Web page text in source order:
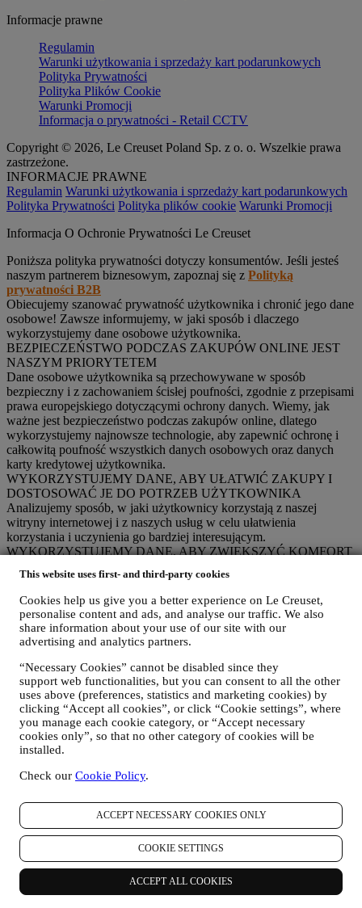
This website uses first- and third-party cookies
Cookies help us give you a better experience on Le Creuset,
personalise content and ads, and analyse our traffic. We also
share information about your use of our site with our
advertising and analytics partners.
“Necessary Cookies” cannot be disabled since they
support web functionalities, but you can consent to all the other
uses above (preferences, statistics and marketing cookies) by
clicking “Accept all cookies”, or click “Cookie settings”, where
you manage each cookie category, or “Accept necessary
cookies only”, so that no other category of cookies will be
installed.
Check our Cookie Policy.
ACCEPT NECESSARY COOKIES ONLY
COOKIE SETTINGS
ACCEPT ALL COOKIES
Informacje prawne
Regulamin
Warunki użytkowania i sprzedaży kart podarunkowych
Polityka Prywatności
Polityka Plików Cookie
Warunki Promocji
Informacja o prywatności - Retail CCTV
Copyright © 2026, Le Creuset Poland Sp. z o. o. Wszelkie prawa
zastrzeżone.
INFORMACJE PRAWNE
Regulamin Warunki użytkowania i sprzedaży kart podarunkowych
Polityka Prywatności Polityka plików cookie Warunki Promocji
Informacja O Ochronie Prywatności Le Creuset
Poniższa polityka prywatności dotyczy konsumentów. Jeśli jesteś
naszym partnerem biznesowym, zapoznaj się z Polityką
prywatności B2B
Obiecujemy szanować prywatność użytkownika i chronić jego dane
osobowe! Zawsze informujemy, w jaki sposób i dlaczego
wykorzystujemy dane osobowe użytkownika.
BEZPIECZEŃSTWO PODCZAS ZAKUPÓW ONLINE JEST
NASZYM PRIORYTETEM
Dane osobowe użytkownika są przechowywane w sposób
bezpieczny i z zachowaniem ścisłej poufności, zgodnie z przepisami
prawa europejskiego dotyczącymi ochrony danych. Wiemy, jak
ważne jest bezpieczeństwo podczas zakupów online, dlatego
wykorzystujemy najnowsze technologie, aby zapewnić ochronę i
całkowitą poufność wszystkich danych osobowych oraz danych
karty kredytowej użytkownika.
WYKORZYSTUJEMY DANE, ABY UŁATWIĆ ZAKUPY I
DOSTOSOWAĆ JE DO POTRZEB UŻYTKOWNIKA
Analizujemy sposób, w jaki użytkownicy korzystają z naszej
witryny internetowej i z naszych usług w celu ułatwienia
korzystania i uczynienia go bardziej interesującym.
WYKORZYSTUJEMY DANE, ABY ZWIĘKSZYĆ KOMFORT
UŻYTKOWNIKA O AKTUALNOŚCIACH I OFERTACH
Jeżeli użytkownik zdecyduje się dodać swoje dane do bazy danych
klientów grupy i otrzymywać newsletter Le Creuset i inną
komunikację marketingową, będziemy przesyłać mu
spersonalizowane treści i informować, gdy nowe produkty zostaną
gotowania albo nadchodzące wydarzenia bądź promocje
skierowane do użytkownika.
Opt out:W każdej chwili mogą Państwo zaprzestać otrzymywania
naszych komunikatów marketingowych, bezpłatnie, za pomocą
opcji wyświetlanych jako część komunikatu (np. aby wypisać się z
newslettera, możesz kliknąć w link rezygnacji znajdujący się na dole
każdego e-maila). W każdym przypadku chęci zaprzestania naszych
działań marketingowych, napisz do nas na adres
privacy@lecreuset.com. Przetworzymy Twoją rezygnację tak
otrzymać kilka kolejnych komunikatów, dopóki rezygnacja nie
zostanie całkowicie przetworzona.
TWOJE DANE SĄ POD TWOJĄ KONTROLĄ
Pamiętaj, że masz kontrolę nad swoimi danymi i w każdej chwili
możesz zarządzać swoimi preferencjami. Zapewniamy, że nigdy nie
przekażemy Twoich danych organizacjom zewnętrznym dla ich